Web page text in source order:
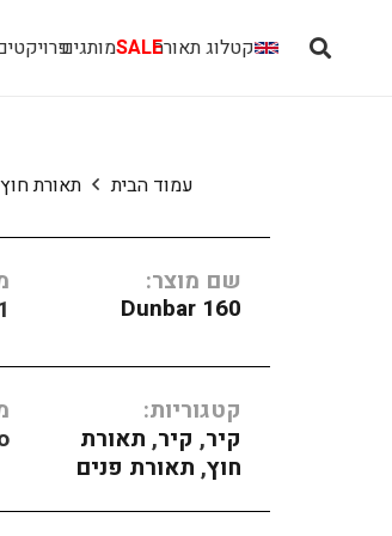
קטלוג תאורהSALEמותגים
עמוד הבית תאורת חוץ
שם מוצר:
Dunbar 160
קטגוריות:
קיר, קיר, תאורת
חוץ, תאורת פנים